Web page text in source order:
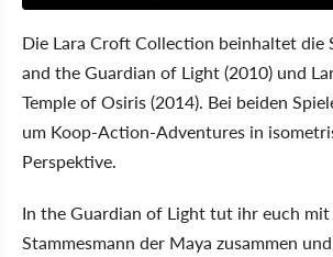
Die Lara Croft Collection beinhaltet die
and the Guardian of Light (2010) und
Temple of Osiris (2014). Bei beiden
um Koop-Action-Adventures in
Perspektive.
In the Guardian of Light tut ihr euch mit
Stammesmann der Maya zusammen